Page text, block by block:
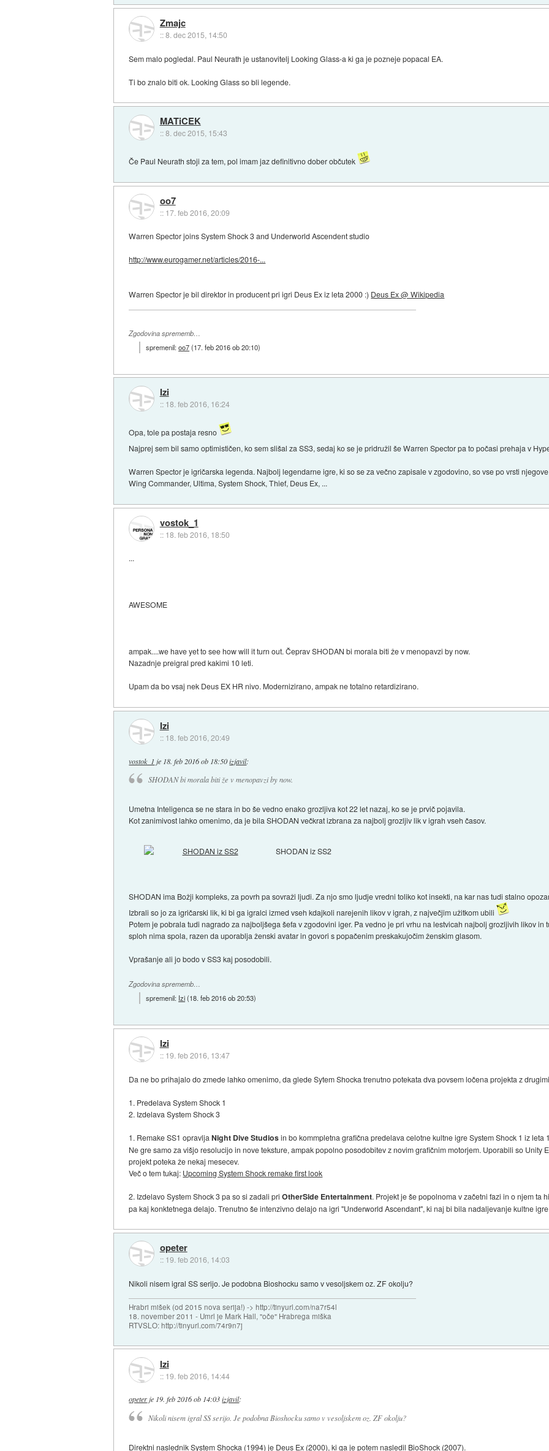
Zmajc
::8. dec 2015, 14:50
Sem malo pogledal. Paul Neurath je ustanovitelj Looking Glass-a ki ga je pozneje popacal EA.
Ti bo znalo biti ok. Looking Glass so bli legende.
MATiCEK
::8. dec 2015, 15:43
Če Paul Neurath stoji za tem, pol imam jaz definitivno dober občutek
oo7
:: 17. feb 2016, 20:09
Warren Spector joins System Shock 3 and Underworld Ascendent studio
http://www.eurogamer.net/articles/2016-...
Warren Spector je bil direktor in producent pri igri Deus Ex iz leta 2000 :) Deus Ex @ Wikipedia
Zgodovina sprememb…
spremenil:oo7(17. feb 2016 ob 20:10)
Izi
:: 18. feb 2016, 16:24
Opa, tole pa postaja resno
Najprej sem bil samo optimističen, ko sem slišal za SS3, sedaj ko se je pridružil še Warren Spector pa to počasi prehaja v
Warren Spector je igričarska legenda. Najbolj legendarne igre, ki so se za večno zapisale v zgodovino, so vse po vrsti
Wing Commander, Ultima, System Shock, Thief, Deus Ex, ...
vostok_1
:: 18. feb 2016, 18:50
...
AWESOME
ampak....we have yet to see how will it turn out. Čeprav SHODAN bi morala biti že v menopavzi by now.
Nazadnje preigral pred kakimi 10 leti.
Upam da bo vsaj nek Deus EX HR nivo. Modernizirano, ampak ne totalno retardizirano.
Izi
:: 18. feb 2016, 20:49
vostok_1 je 18. feb 2016 ob 18:50 izjavil:
SHODAN bi morala biti že v menopavzi by now.
Umetna Inteligenca se ne stara in bo še vedno enako grozljiva kot 22 let nazaj, ko se je prvič pojavila.
Kot zanimivost lahko omenimo, da je bila SHODAN večkrat izbrana za najbolj grozljiv lik v igrah vseh časov.
SHODAN iz SS2
SHODAN ima Božji kompleks, za povrh pa sovraži ljudi. Za njo smo ljudje vredni toliko kot insekti, na kar nas tudi stalno
Izbrali so jo za igričarski lik, ki bi ga igralci izmed vseh kdajkoli narejenih likov v igrah, z največjim užitkom ubili
Potem je pobrala tudi nagrado za najboljšega šefa v zgodovini iger. Pa vedno je pri vrhu na lestvicah najbolj grozljivih likov
sploh nima spola, razen da uporablja ženski avatar in govori s popačenim preskakujočim ženskim glasom.
Vprašanje ali jo bodo v SS3 kaj posodobili.
Zgodovina sprememb…
spremenil: Izi(18. feb 2016 ob 20:53)
Izi
:: 19. feb 2016, 13:47
Da ne bo prihajalo do zmede lahko omenimo, da glede Sytem Shocka trenutno potekata dva povsem ločena projekta z
1. Predelava System Shock 1
2. Izdelava System Shock 3
1. Remake SS1 opravljaNight Dive Studiosin bo kommpletna grafična predelava celotne kultne igre System Shock 1 iz leta
Ne gre samo za višjo resolucijo in nove teksture, ampak popolno posodobitev z novim grafičnim motorjem. Uporabili so Unity
projekt poteka že nekaj mesecev.
Več o tem tukaj: Upcoming System Shock remake first look
2. Izdelavo System Shock 3 pa so si zadali priOtherSide Entertainment. Projekt je še popolnoma v začetni fazi in o njem ta
pa kaj konktetnega delajo. Trenutno še intenzivno delajo na igri "Underworld Ascendant", ki naj bi bila nadaljevanje kultne
opeter
:: 19. feb 2016, 14:03
Nikoli nisem igral SS serijo. Je podobna Bioshocku samo v vesoljskem oz. ZF okolju?
Hrabri mišek (od 2015 nova serija!) -> http://tinyurl.com/na7r54l
18. november 2011 - Umrl je Mark Hall, "oče" Hrabrega miška
RTVSLO: http://tinyurl.com/74r9n7j
Izi
:: 19. feb 2016, 14:44
opeterje 19. feb 2016 ob 14:03 izjavil:
Nikoli nisem igral SS serijo. Je podobna Bioshocku samo v vesoljskem oz. ZF okolju?
Direktni naslednik System Shocka (1994) je Deus Ex (2000), ki ga je potem nasledil BioShock (2007).